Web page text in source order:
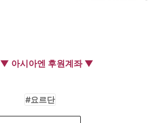
▼ 아시아엔 후원계좌 ▼
요르단